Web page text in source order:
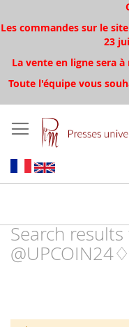
Les commandes sur le
23
La vente en ligne sera
Toute l'équipe vous
Search